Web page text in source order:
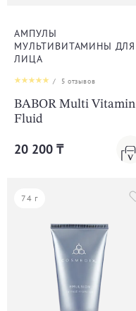
АМПУЛЫ
МУЛЬТИВИТАМИНЫ ДЛЯ
ЛИЦА
/ 5 отзывов
BABOR Multi Vitamin
Fluid
20 200 ₸
74 г